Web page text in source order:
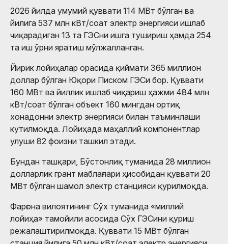
2026 йилда умумий қуввати 114 МВт бўлган ва
йилига 537 млн кВт/соат электр энергияси ишлаб
чиқарадиган 13 та ГЭСни ишга тушириш ҳамда 254
та иш ўрни яратиш мўлжалланган.
Йирик лойиҳалар орасида қиймати 365 миллион
доллар бўлган Юқори Писком ГЭСи бор. Қуввати
160 МВт ва йиллик ишлаб чиқариш ҳажми 484 млн
кВт/соат бўлган объект 160 мингдан ортиқ
хонадонни электр энергияси билан таъминлаши
кутилмоқда. Лойиҳада маҳаллий компонентлар
улуши 82 фоизни ташкил этади.
Бундан ташқари, Бўстонлиқ туманида 28 миллион
долларлик грант маблағлари ҳисобидан қуввати 20
МВт бўлган шамол электр станцияси қурилмоқда.
Фарғона вилоятининг Сўх туманида «миллий
лойиҳа» тамойили асосида Сўх ГЭСини қуриш
режалаштирилмоқда. Қуввати 15 МВт бўлган